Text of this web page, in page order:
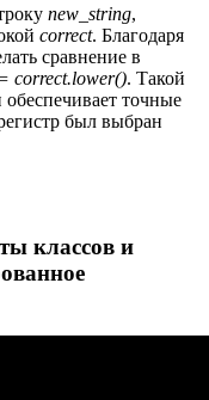
new_string,
correct. Благодаря
сравнение в
correct.lower(). Такой
точные
был выбран
классов и